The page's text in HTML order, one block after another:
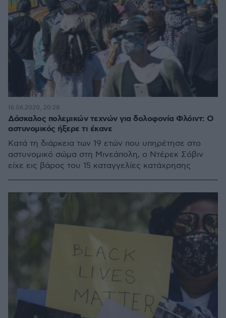
Δάσκαλος πολεμικών τεχνών για δολοφονία Φλόιντ: Ο
αστυνομικός ήξερε τι έκανε
Κατά τη διάρκεια των 19 ετών που υπηρέτησε στο
αστυνομικό σώμα στη Μινεάπολη, ο Ντέρεκ Σόβιν
είχε εις βάρος του 15 καταγγελίες κατάχρησης
16.06.2020, 20:28